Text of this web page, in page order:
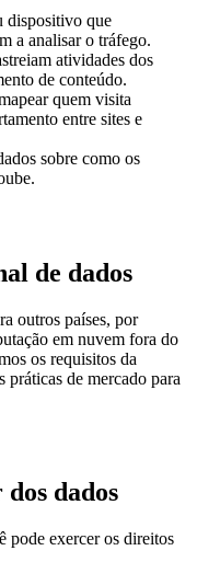
dispositivo que
a analisar o tráfego.
atividades dos
de conteúdo.
quem visita
entre sites e
sobre como os
de dados
outros países, por
em nuvem fora do
os requisitos da
práticas de mercado para
dados
pode exercer os direitos